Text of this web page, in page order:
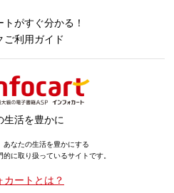
がすぐ分かる！
ご利用ガイド
生活を豊かに
あなたの生活を豊かにする
的に取り扱っているサイトです。
カートとは？